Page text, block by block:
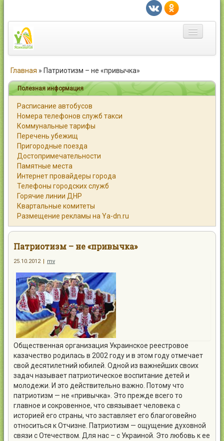
Город
Статьи
Каталог
Справочник
Работа
Объявления
Помощь
Контакты
Главная » Патриотизм – не «привычка»
Полезная информация
Расписание автобусов
Номера телефонов служб такси
Коммунальные тарифы
Перечень убежищ
Пригородные поезда
Достопримечательности
Памятные места
Интернет провайдеры города
Телефоны городских служб
Горячие линии ДНР
Квартальные комитеты
Размещение рекламы на Ya-dn.ru
Патриотизм – не «привычка»
25.10.2012 | mv
Общественная организация Украинское реестровое
казачество родилась в 2002 году и в этом году отмечает
свой десятилетний юбилей. Одной из важнейших своих
задач называет патриотическое воспитание детей и
молодежи. И это действительно важно. Потому что
патриотизм — не «привычка». Это прежде всего то
главное и сокровенное, что связывает человека с
историей его страны, что заставляет его благоговейно
относиться к Отчизне. Патриотизм — ощущение духовной
связи с Отечеством. Для нас – с Украиной. Это любовь к ее